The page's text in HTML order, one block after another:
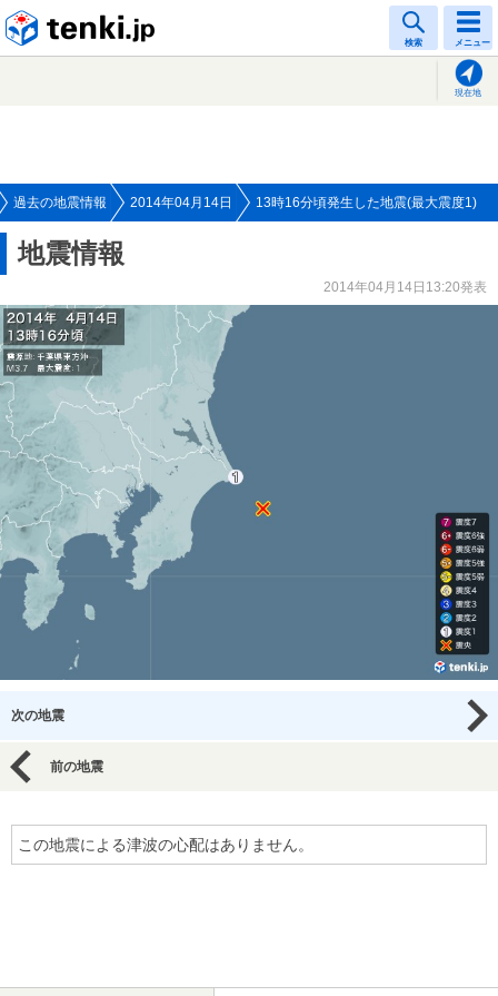
検索 メニュー
現在地
過去の地震情報 2014年04月14日 13時16分頃発生した地震(最大震度1)
地震情報
2014年04月14日13:20発表
次の地震
前の地震
この地震による津波の心配はありません。